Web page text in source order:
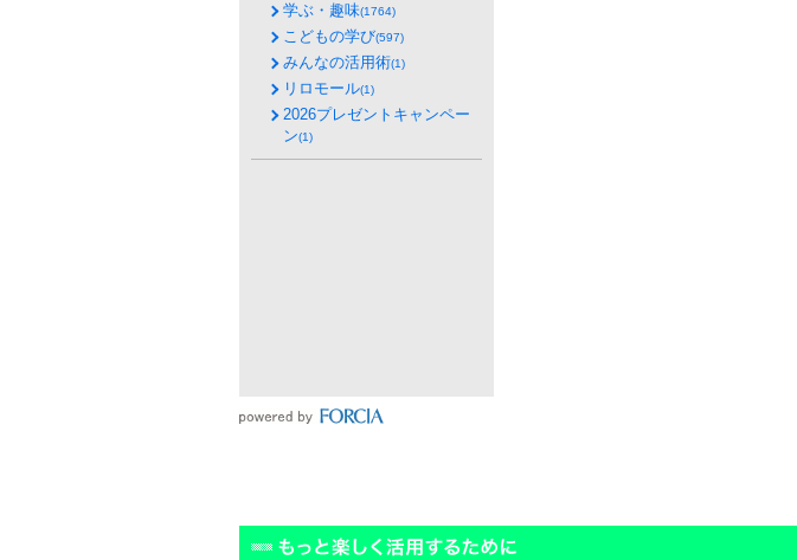
学ぶ・趣味(1764)
こどもの学び(597)
みんなの活用術(1)
リロモール(1)
2026プレゼントキャンペー
ン(1)